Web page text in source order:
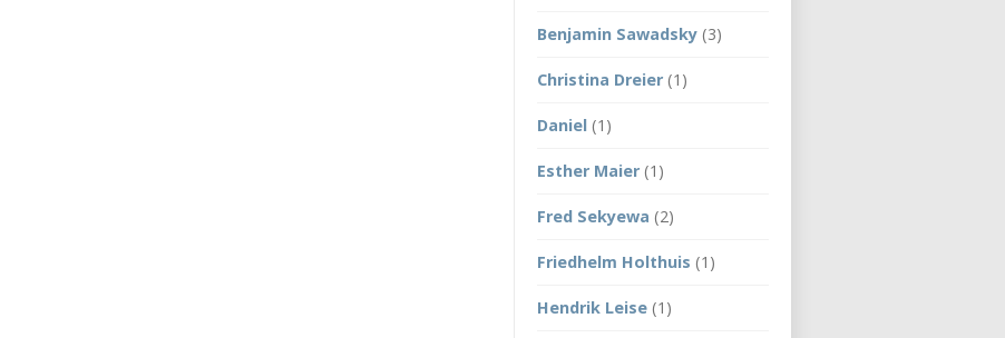
Benjamin Sawadsky (3)
Christina Dreier (1)
Daniel (1)
Esther Maier (1)
Fred Sekyewa (2)
Friedhelm Holthuis (1)
Hendrik Leise (1)